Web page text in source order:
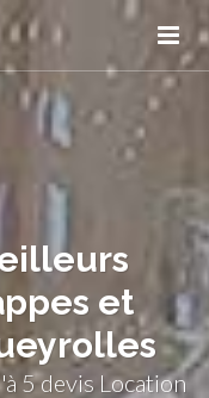
et
5 devis Location